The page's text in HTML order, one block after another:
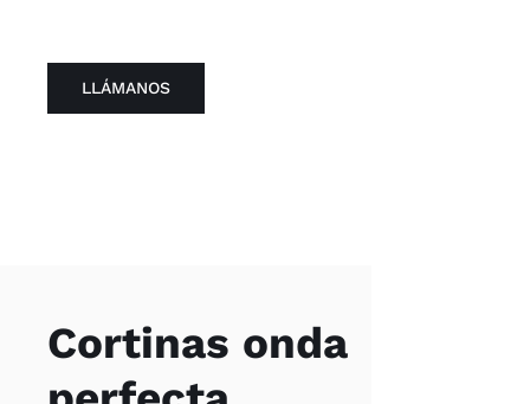
LLÁMANOS
Cortinas onda